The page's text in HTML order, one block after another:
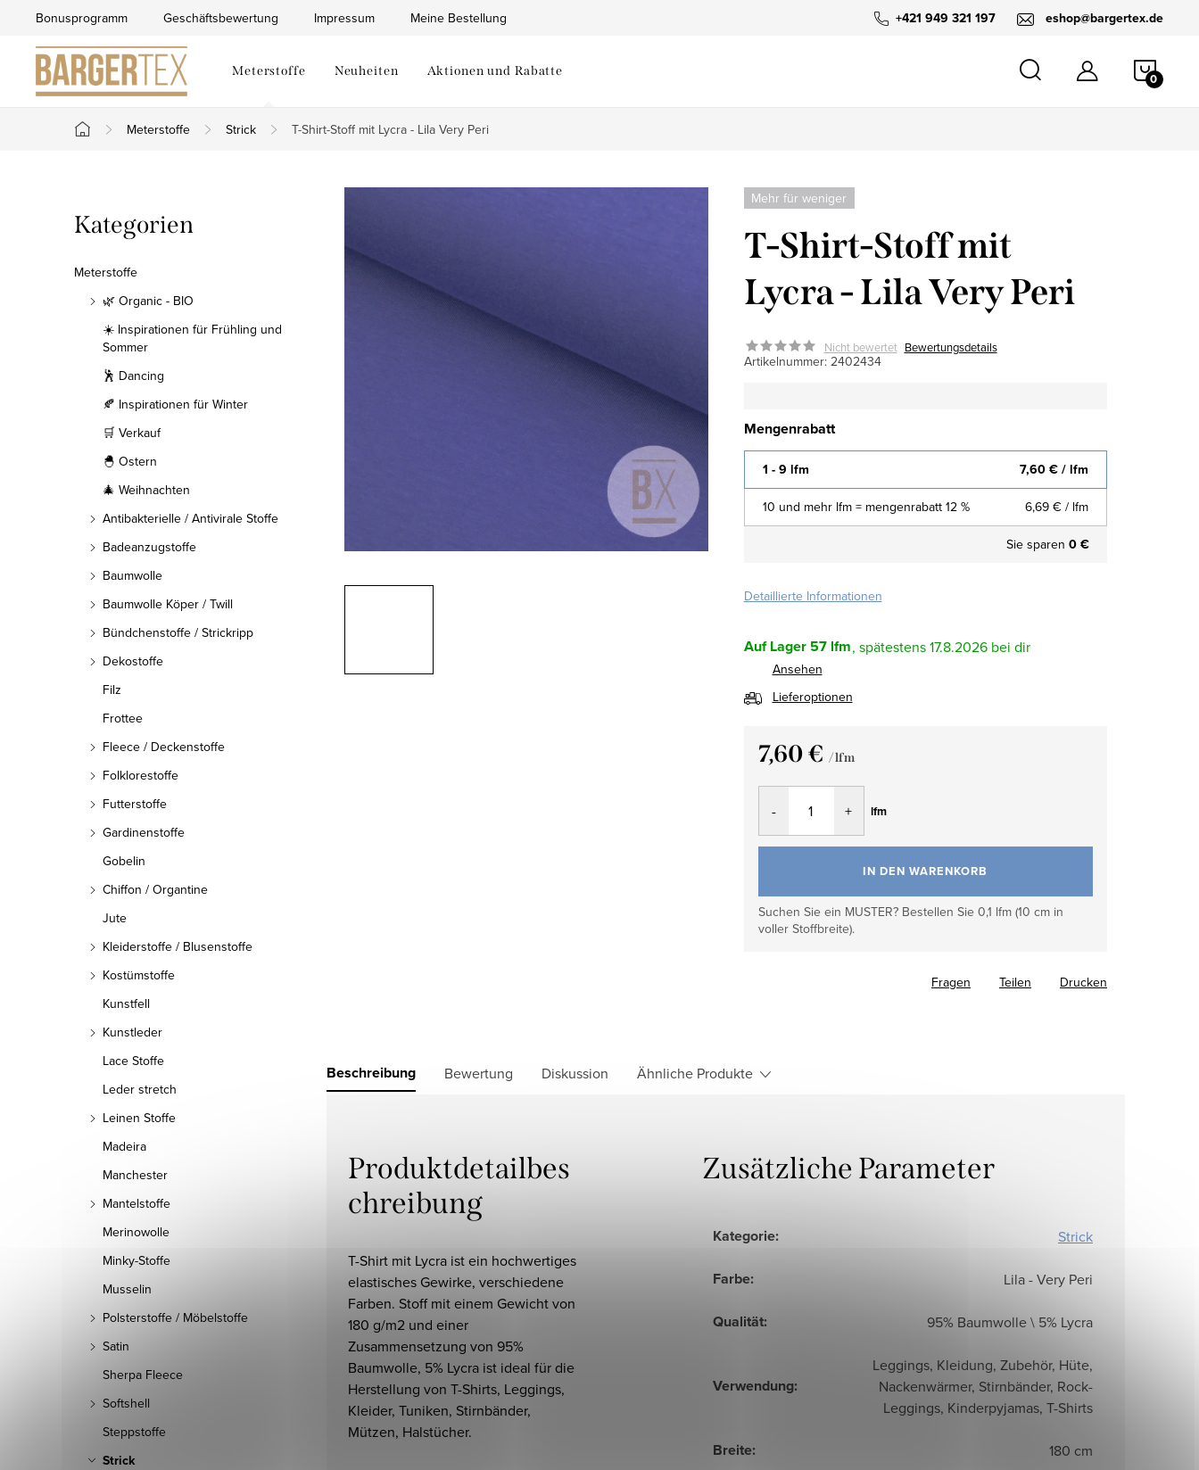
springen
+421 949 321 197 eshop@bargertex.de
Bonusprogramm Geschäftsbewertung Impressum Meine Bestellung
Meterstoffe Neuheiten Aktionen und Rabatte
Startseite
Meterstoffe Strick T-Shirt-Stoff mit Lycra - Lila Very Peri
e
i
Kategorien
überspringen
Kategorien
Meterstoffe
🌿 Organic - BIO
☀️ Inspirationen für Frühling und
Sommer
🕺 Dancing
🍂 Inspirationen für Winter
🛒 Verkauf
🐣 Ostern
🎄 Weihnachten
Antibakterielle / Antivirale Stoffe
Badeanzugstoffe
Baumwolle
Baumwolle Köper / Twill
Bündchenstoffe / Strickripp
Dekostoffe
Filz
Frottee
Fleece / Deckenstoffe
Folklorestoffe
Futterstoffe
Gardinenstoffe
Gobelin
Chiffon / Organtine
Jute
Kleiderstoffe / Blusenstoffe
Kostümstoffe
Kunstfell
Kunstleder
Lace Stoffe
Leder stretch
Leinen Stoffe
Madeira
Manchester
Mantelstoffe
Merinowolle
Minky-Stoffe
Musselin
Polsterstoffe / Möbelstoffe
Satin
Sherpa Fleece
Softshell
Steppstoffe
Strick
Mehr für weniger
T-Shirt-Stoff mit
Lycra - Lila Very Peri
Nicht bewertet Bewertungsdetails
Artikelnummer: 2402434
Mengenrabatt
1 - 9 lfm 7,60 € / lfm
10 und mehr lfm = mengenrabatt 12 % 6,69 € / lfm
Sie sparen 0 €
Detaillierte Informationen
Auf Lager 57 lfm 17.8.2026
Ansehen
Lieferoptionen
7,60 € / lfm
Verkaufspreis:
lfm
IN DEN WARENKORB
Suchen Sie ein MUSTER? Bestellen Sie 0,1 lfm (10 cm in
voller Stoffbreite).
Drucken
Fragen Teilen
Beschreibung Bewertung Diskussion Ähnliche Produkte
Produktdetailbes
chreibung
T-Shirt mit Lycra ist ein hochwertiges
elastisches Gewirke, verschiedene
Farben. Stoff mit einem Gewicht von
180 g/m2 und einer
Zusammensetzung von 95%
Baumwolle, 5% Lycra ist ideal für die
Herstellung von T-Shirts, Leggings,
Kleider, Tuniken, Stirnbänder,
Mützen, Halstücher.
Zusätzliche Parameter
Kategorie: Strick
Farbe: Lila - Very Peri
Qualität: 95% Baumwolle \ 5% Lycra
Verwendung:
Leggings, Kleidung, Zubehör, Hüte,
Nackenwärmer, Stirnbänder, Rock-
Leggings, Kinderpyjamas, T-Shirts
Breite: 180 cm